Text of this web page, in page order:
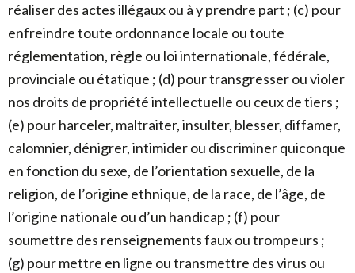
réaliser des actes illégaux ou à y prendre part ; (c) pour
enfreindre toute ordonnance locale ou toute
réglementation, règle ou loi internationale, fédérale,
provinciale ou étatique ; (d) pour transgresser ou violer
nos droits de propriété intellectuelle ou ceux de tiers ;
(e) pour harceler, maltraiter, insulter, blesser, diffamer,
calomnier, dénigrer, intimider ou discriminer quiconque
en fonction du sexe, de l’orientation sexuelle, de la
religion, de l’origine ethnique, de la race, de l’âge, de
l’origine nationale ou d’un handicap ; (f) pour
soumettre des renseignements faux ou trompeurs ;
(g) pour mettre en ligne ou transmettre des virus ou